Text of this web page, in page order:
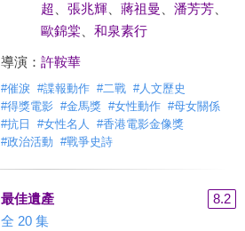
超
張兆輝、 蔣祖曼 潘芳芳、
歐錦棠
和泉素行
導演： 許鞍華
#催淚 #諜報動作 #二戰 #人文歷史
#得獎電影 #金馬獎 #女性動作 #母女關係
#抗日 #女性名人 #香港電影金像獎
#政治活動 #戰爭史詩
最佳遺產
8.2
全 20 集